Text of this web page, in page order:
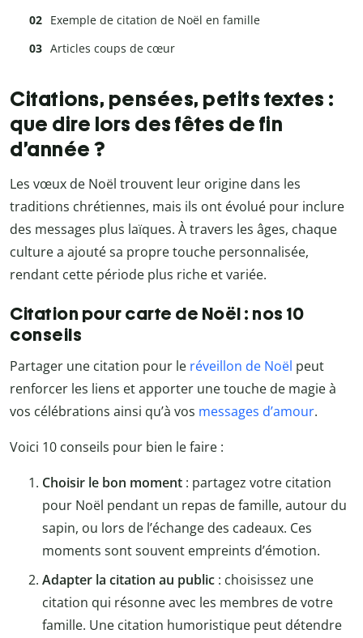
Exemple de citation de Noël en famille
Articles coups de cœur
Citations, pensées, petits textes :
que dire lors des fêtes de fin
d’année ?
Les vœux de Noël trouvent leur origine dans les
traditions chrétiennes, mais ils ont évolué pour inclure
des messages plus laïques. À travers les âges, chaque
culture a ajouté sa propre touche personnalisée,
rendant cette période plus riche et variée.
Citation pour carte de Noël : nos 10
conseils
Partager une citation pour le réveillon de Noël peut
renforcer les liens et apporter une touche de magie à
vos célébrations ainsi qu’à vos messages d’amour.
Voici 10 conseils pour bien le faire :
Choisir le bon moment : partagez votre citation
pour Noël pendant un repas de famille, autour du
sapin, ou lors de l’échange des cadeaux. Ces
moments sont souvent empreints d’émotion.
Adapter la citation au public : choisissez une
citation qui résonne avec les membres de votre
famille. Une citation humoristique peut détendre